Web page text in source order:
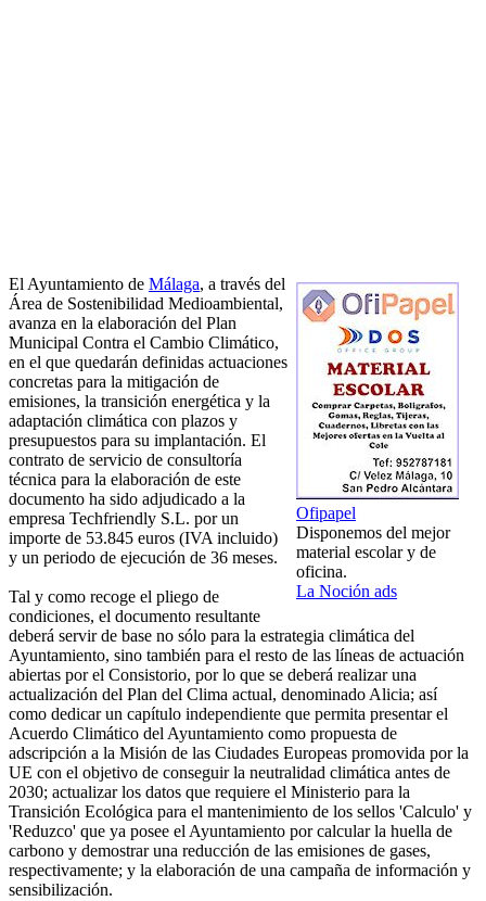
Ofipapel
Disponemos del mejor
material escolar y de
oficina.
La Noción ads
El Ayuntamiento de Málaga, a través del
Área de Sostenibilidad Medioambiental,
avanza en la elaboración del Plan
Municipal Contra el Cambio Climático,
en el que quedarán definidas actuaciones
concretas para la mitigación de
emisiones, la transición energética y la
adaptación climática con plazos y
presupuestos para su implantación. El
contrato de servicio de consultoría
técnica para la elaboración de este
documento ha sido adjudicado a la
empresa Techfriendly S.L. por un
importe de 53.845 euros (IVA incluido)
y un periodo de ejecución de 36 meses.
Tal y como recoge el pliego de
condiciones, el documento resultante
deberá servir de base no sólo para la estrategia climática del
Ayuntamiento, sino también para el resto de las líneas de actuación
abiertas por el Consistorio, por lo que se deberá realizar una
actualización del Plan del Clima actual, denominado Alicia; así
como dedicar un capítulo independiente que permita presentar el
Acuerdo Climático del Ayuntamiento como propuesta de
adscripción a la Misión de las Ciudades Europeas promovida por la
UE con el objetivo de conseguir la neutralidad climática antes de
2030; actualizar los datos que requiere el Ministerio para la
Transición Ecológica para el mantenimiento de los sellos 'Calculo' y
'Reduzco' que ya posee el Ayuntamiento por calcular la huella de
carbono y demostrar una reducción de las emisiones de gases,
respectivamente; y la elaboración de una campaña de información y
sensibilización.